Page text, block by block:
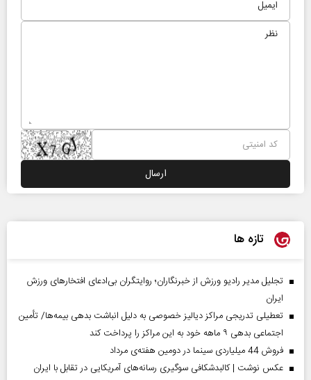
تازه ها
تجلیل مدیر رادیو ورزش از خبرنگاران؛ روایتگران بی‌ادعای افتخارهای ورزش
ایران
تعطیلی تدریجی مراکز دیالیز خصوصی به دلیل انباشت بدهی بیمه‌ها/ تأمین
اجتماعی بدهی ۹ ماهه خود به این مراکز را پرداخت کند
فروش 44 میلیاردی سینما در دومین هفته‌ی مرداد
عکس نوشت | کالبدشکافی سوگیری رسانه‌های آمریکایی در تقابل با ایران